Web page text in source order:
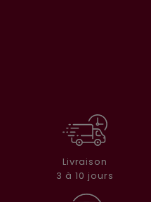
Livraison
3 à 10 jours